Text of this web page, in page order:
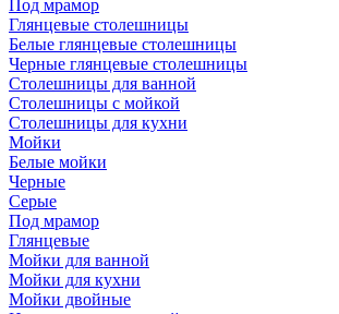
Под мрамор
Глянцевые столешницы
Белые глянцевые столешницы
Черные глянцевые столешницы
Столешницы для ванной
Столешницы с мойкой
Столешницы для кухни
Мойки
Белые мойки
Черные
Серые
Под мрамор
Глянцевые
Мойки для ванной
Мойки для кухни
Мойки двойные